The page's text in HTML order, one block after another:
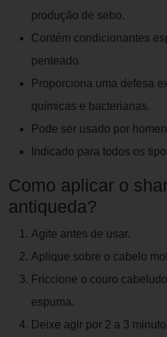
produção de sebo.
Contém condicionantes
penteado.
Proporciona uma defesa
químicas e bacterianas.
Pode ser usado por
Indicado para todos os
Como aplicar o
antiqueda?
Agite antes de usar.
Aplique sobre o cabelo
Friccione o couro
espuma.
Deixe agir por 2 a 3